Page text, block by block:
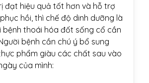
đạt hiệu quả tốt hơn và hỗ trợ
hồi, thì chế độ dinh dưỡng là
bệnh thoái hóa đốt sống cổ cần
bệnh cần chú ý bổ sung
phẩm giàu các chất sau vào
của mình: